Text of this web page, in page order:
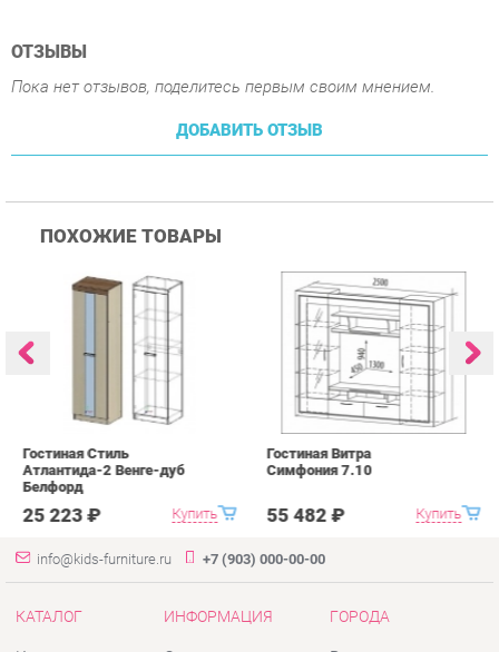
Купить
Гостиная Стиль
Атлантида-2 Венге-дуб
Белфорд
Купить
Гостиная Витра
Симфония 7.10
55 482 ₽
info@kids-furniture.ru +7 (903) 000-00-00
КАТАЛОГ
Коллекции
Диваны
Комоды
Кресла
ИНФОРМАЦИЯ
О проекте
Контакты
Дизайн
Доставка и Оплата
ГОРОДА
Весь мир